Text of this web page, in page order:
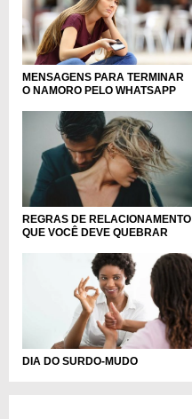
MENSAGENS PARA TERMINAR
O NAMORO PELO WHATSAPP
REGRAS DE RELACIONAMENTO
QUE VOCÊ DEVE QUEBRAR
DIA DO SURDO-MUDO